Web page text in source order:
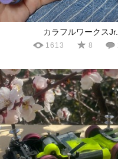
カラフルワークスJr.
1613 8